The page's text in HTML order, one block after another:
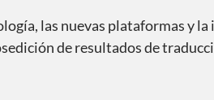
las nuevas plataformas y
de resultados de